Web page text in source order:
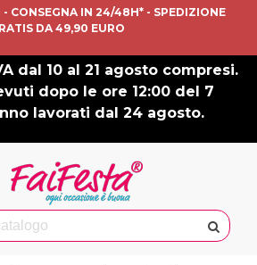
- CONSEGNA IN 24/48H* - SPEDIZIONE
DA 49,90 EURO
dal 10 al 21 agosto compresi.
dopo le ore 12:00 del 7
lavorati dal 24 agosto.